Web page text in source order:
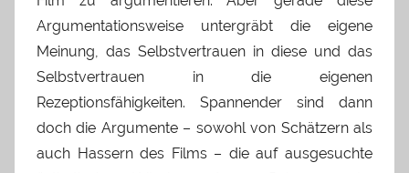
Argumentationsweise untergräbt die eigene
Meinung, das Selbstvertrauen in diese und das
Selbstvertrauen in die eigenen
Rezeptionsfähigkeiten. Spannender sind dann
doch die Argumente – sowohl von Schätzern als
auch Hassern des Films – die auf ausgesuchte